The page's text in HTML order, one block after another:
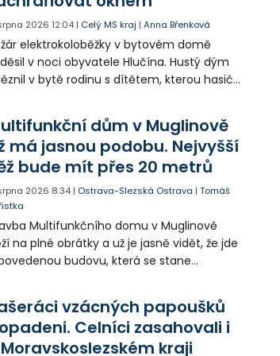
2026 12:04 | Celý MS kraj |Anna Břenková
elektrokoloběžky v bytovém domě
v noci obyvatele Hlučína. Hustý dým
v bytě rodinu s dítětem, kterou hasiči
dům v Muglinově
má jasnou podobu. Nejvyšší
bude mít přes 20 metrů
2026 8:34 | Ostrava-Slezská Ostrava |Tomáš
Multifunkčního domu v Muglinově
na plné obrátky a už je jasně vidět, že jde
budovu, která se stane
věže a brzy nebude potřeba jeřáb,
kterého dům vzniká.
vzácných papoušků
Celníci zasahovali i
kraji